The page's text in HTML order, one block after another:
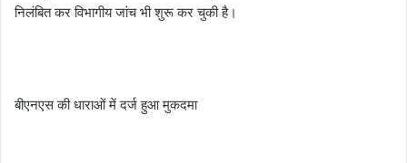
निलंबित कर विभागीय जांच भी शुरू कर चुकी है।
बीएनएस की धाराओं में दर्ज हुआ मुकदमा